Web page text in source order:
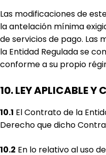
Las modificaciones de
la antelación mínima
de servicios de pago. Las
la Entidad Regulada se
conforme a su propio
10. LEY APLICABLE Y
10.1 El Contrato de la
Derecho que dicho
10.2 En lo relativo al uso